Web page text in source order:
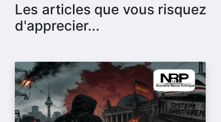
Les articles que vous risquez
d'apprecier...